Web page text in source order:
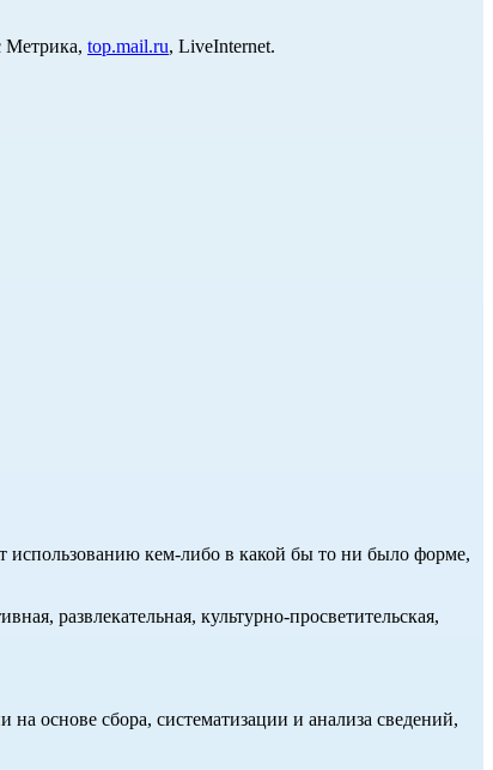
Метрика, top.mail.ru, LiveInternet.
использованию кем-либо в какой бы то ни было форме,
развлекательная, культурно-просветительская,
основе сбора, систематизации и анализа сведений,